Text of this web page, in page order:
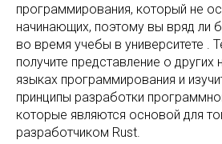
программирования, который не
начинающих, поэтому вы вряд ли
во время учебы в университете .
получите представление о других
языках программирования и
принципы разработки
которые являются основой для
разработчиком Rust.